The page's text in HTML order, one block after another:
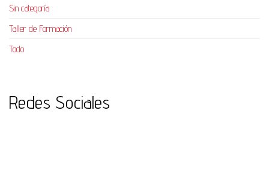
Sin categoría
Taller de Formación
Todo
Redes Sociales